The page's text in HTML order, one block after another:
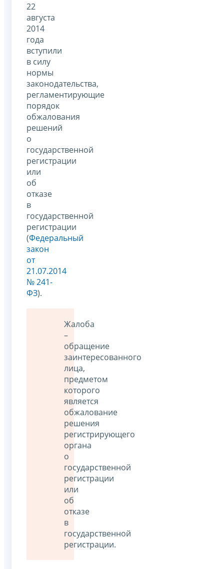
22
августа
2014
года
вступили
в силу
нормы
законодательства,
регламентирующие
порядок
обжалования
решений
о
государственной
регистрации
или
об
отказе
в
государственной
регистрации
(Федеральный
закон
от
21.07.2014
№ 241-
ФЗ).
Жалоба
–
обращение
заинтересованного
лица,
предметом
которого
является
обжалование
решения
регистрирующего
органа
о
государственной
регистрации
или
об
отказе
в
государственной
регистрации.